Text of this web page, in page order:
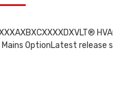
OptionLatest release